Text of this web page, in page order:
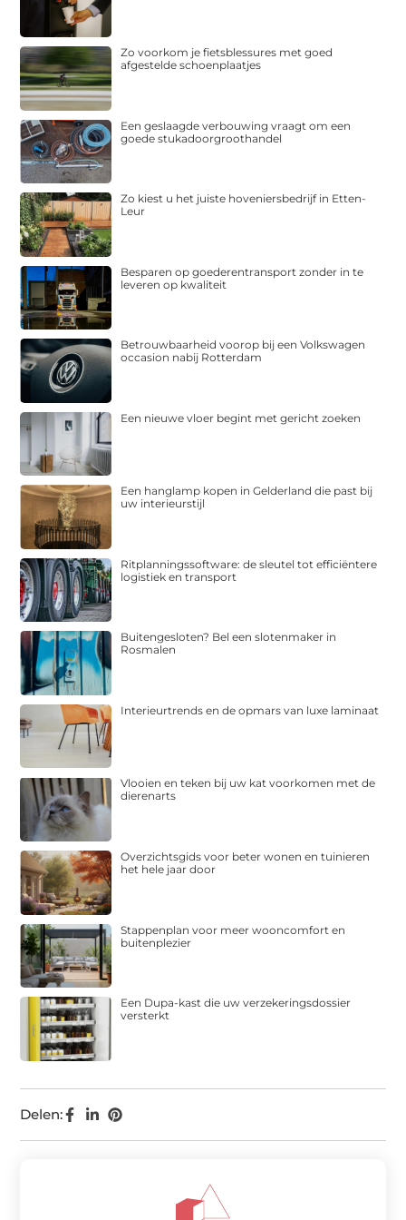
Delen:
Zo voorkom je fietsblessures met goed
afgestelde schoenplaatjes
Een geslaagde verbouwing vraagt om een
goede stukadoorgroothandel
Zo kiest u het juiste hoveniersbedrijf in Etten-
Leur
Besparen op goederentransport zonder in te
leveren op kwaliteit
Betrouwbaarheid voorop bij een Volkswagen
occasion nabij Rotterdam
Een nieuwe vloer begint met gericht zoeken
Een hanglamp kopen in Gelderland die past bij
uw interieurstijl
Ritplanningssoftware: de sleutel tot efficiëntere
logistiek en transport
Buitengesloten? Bel een slotenmaker in
Rosmalen
Interieurtrends en de opmars van luxe laminaat
Vlooien en teken bij uw kat voorkomen met de
dierenarts
Overzichtsgids voor beter wonen en tuinieren
het hele jaar door
Stappenplan voor meer wooncomfort en
buitenplezier
Een Dupa-kast die uw verzekeringsdossier
versterkt